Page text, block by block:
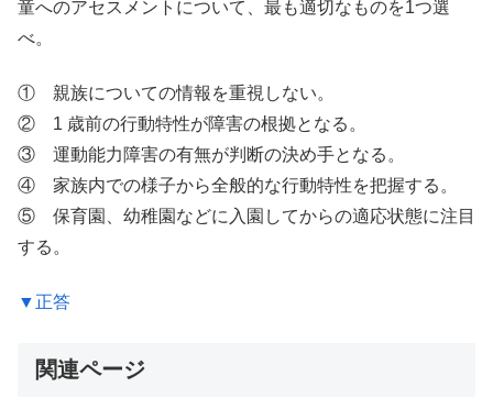
童へのアセスメントについて、最も適切なものを1つ選
べ。
① 親族についての情報を重視しない。
② 1 歳前の行動特性が障害の根拠となる。
③ 運動能力障害の有無が判断の決め手となる。
④ 家族内での様子から全般的な行動特性を把握する。
⑤ 保育園、幼稚園などに入園してからの適応状態に注目
する。
▼正答
関連ページ